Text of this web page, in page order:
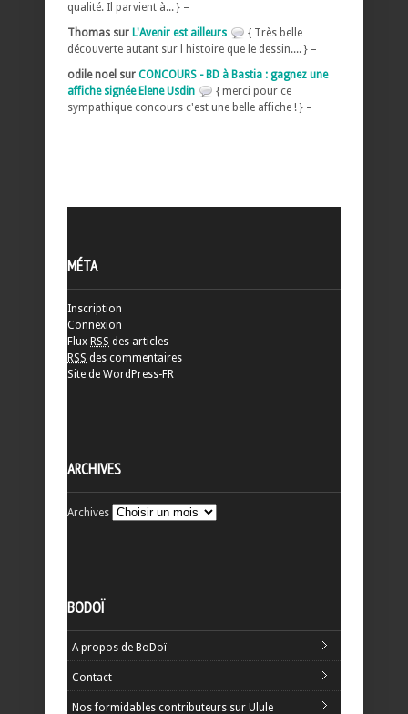
qualité. Il parvient à... } –
Thomas sur L'Avenir est ailleurs
{ Très belle
découverte autant sur l histoire que le dessin.... } –
odile noel sur CONCOURS - BD à Bastia : gagnez une
affiche signée Elene Usdin
{ merci pour ce
sympathique concours c'est une belle affiche ! } –
MÉTA
Inscription
Connexion
Flux RSS des articles
RSS des commentaires
Site de WordPress-FR
ARCHIVES
Archives
BODOÏ
A propos de BoDoï
Contact
Nos formidables contributeurs sur Ulule